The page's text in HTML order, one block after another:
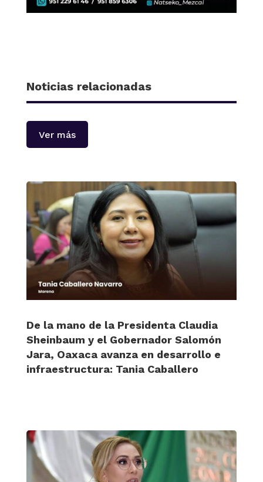
Noticias relacionadas
Ver más
De la mano de la Presidenta Claudia
Sheinbaum y el Gobernador Salomón
Jara, Oaxaca avanza en desarrollo e
infraestructura: Tania Caballero